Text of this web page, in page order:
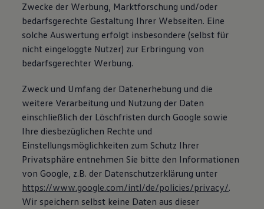
Zwecke der Werbung, Marktforschung und/oder
bedarfsgerechte Gestaltung Ihrer Webseiten. Eine
solche Auswertung erfolgt insbesondere (selbst für
nicht eingeloggte Nutzer) zur Erbringung von
bedarfsgerechter Werbung.
Zweck und Umfang der Datenerhebung und die
weitere Verarbeitung und Nutzung der Daten
einschließlich der Löschfristen durch Google sowie
Ihre diesbezüglichen Rechte und
Einstellungsmöglichkeiten zum Schutz Ihrer
Privatsphäre entnehmen Sie bitte den Informationen
von Google, z.B. der Datenschutzerklärung unter
https://www.google.com/intl/de/policies/privacy/.
Wir speichern selbst keine Daten aus dieser